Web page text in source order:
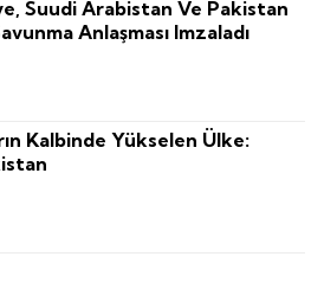
Suudi Arabistan Ve Pakistan
Anlaşması Imzaladı
Kalbinde Yükselen Ülke: